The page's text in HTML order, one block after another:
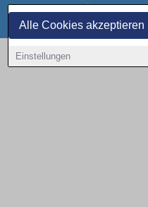
Alle Cookies akzeptieren
Einstellungen
Copyright © 2000 - 2026 | 1A